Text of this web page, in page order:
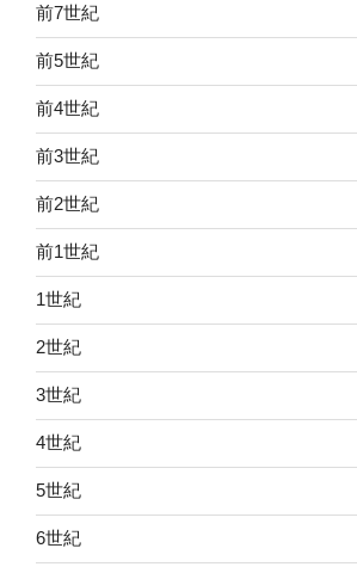
前7世紀
前5世紀
前4世紀
前3世紀
前2世紀
前1世紀
1世紀
2世紀
3世紀
4世紀
5世紀
6世紀